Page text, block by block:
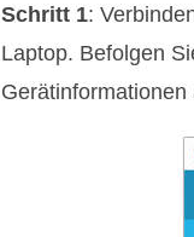
Schritt 1:
Laptop. Befolgen